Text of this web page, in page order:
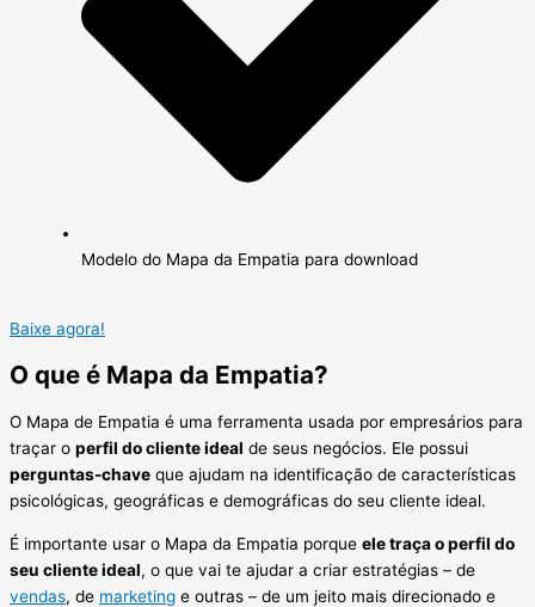
Modelo do Mapa da Empatia para download
Baixe agora!
O que é Mapa da Empatia?
O Mapa de Empatia é uma ferramenta usada por empresários para
traçar o perfil do cliente ideal de seus negócios. Ele possui
perguntas-chave que ajudam na identificação de características
psicológicas, geográficas e demográficas do seu cliente ideal.
É importante usar o Mapa da Empatia porque ele traça o perfil do
seu cliente ideal, o que vai te ajudar a criar estratégias – de
vendas, de marketing e outras – de um jeito mais direcionado e